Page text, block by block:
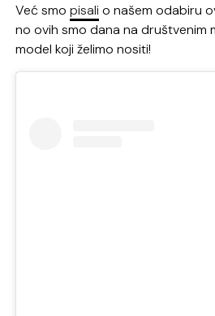
Već smopisali o našem odabiru
no ovih smo dana na društvenim
model koji želimo nositi!